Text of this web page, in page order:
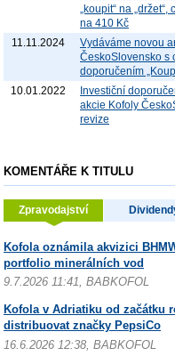
„koupit“ na
na 410 Kč
11.11.2024
Vydáváme novou
ČeskoSlovensko s
doporučením
10.01.2022
Investiční
akcie Kofoly
revize
KOMENTÁŘE K TITULU
Zpravodajství
Kofola oznámila akvizici
portfolio minerálních vod
9.7.2026 11:41, BABKOFOL
Kofola v Adriatiku od začátku
distribuovat značky PepsiCo
16.6.2026 12:38, BABKOFOL